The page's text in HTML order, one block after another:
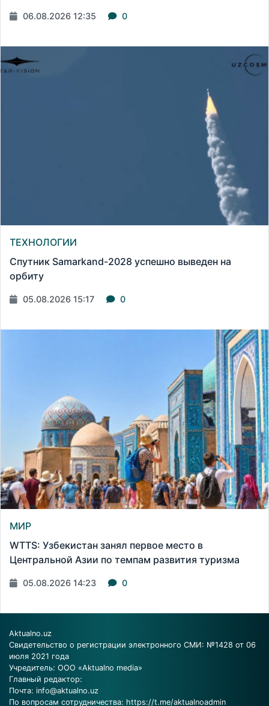
06.08.2026 12:35 0
ТЕХНОЛОГИИ
Спутник Samarkand-2028 успешно выведен на
орбиту
05.08.2026 15:17 0
МИР
WTTS: Узбекистан занял первое место в
Центральной Азии по темпам развития туризма
05.08.2026 14:23 0
Aktualno.uz
Свидетельство о регистрации электронного СМИ: №1428 от 06
июля 2021 года
Учредитель: ООО «Aktualno media»
Главный редактор:
Почта: info@aktualno.uz
По вопросам сотрудничества: https://t.me/aktualnoadmin